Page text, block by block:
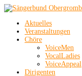
Aktuelles
Veranstaltungen
Chöre
VoiceMen
VocalLadies
VoiceAppeal
Dirigenten